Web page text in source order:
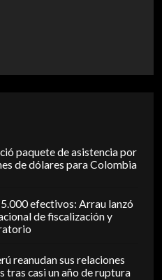
paquete de asistencia por
de dólares para Colombia
efectivos: Arrau lanzó
de fiscalización y
reanudan sus relaciones
tras casi un año de ruptura